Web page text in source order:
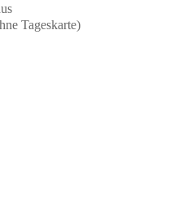
Tageskarte)